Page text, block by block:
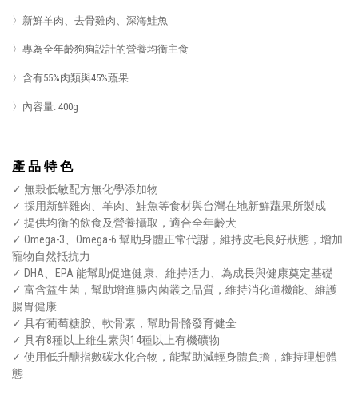
〉新鮮羊肉、去骨雞肉、深海鮭魚
〉專為全年齡狗狗設計的營養均衡主食
〉含有55%肉類與45%蔬果
〉內容量: 400g
產 品 特 色
✓ 無榖低敏配方無化學添加物
✓ 採用新鮮雞肉、羊肉、鮭魚等食材與台灣在地新鮮蔬果所製成
✓ 提供均衡的飲食及營養攝取，適合全年齡犬
✓ Omega-3、Omega-6 幫助身體正常代謝，維持皮毛良好狀態，增加
寵物自然抵抗力
✓ DHA、EPA 能幫助促進健康、維持活力、為成長與健康奠定基礎
✓ 富含益生菌，幫助增進腸內菌叢之品質，維持消化道機能、維護
腸胃健康
✓ 具有葡萄糖胺、軟骨素，幫助骨骼發育健全
✓ 具有8種以上維生素與14種以上有機礦物
✓ 使用低升醣指數碳水化合物，能幫助減輕身體負擔，維持理想體
態